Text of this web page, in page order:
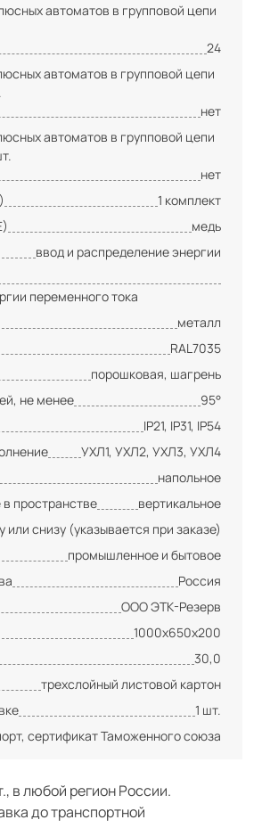
автоматов в групповой цепи
24
автоматов в групповой цепи
нет
автоматов в групповой цепи
нет
1 комплект
медь
ввод и распределение энергии
переменного тока
металл
RAL7035
порошковая, шагрень
не менее
95°
IP21, IP31, IP54
УХЛ1, УХЛ2, УХЛ3, УХЛ4
напольное
пространстве
вертикальное
или снизу (указывается при заказе)
промышленное и бытовое
Россия
ООО ЭТК-Резерв
1000х650х200
30,0
трехслойный листовой картон
1 шт.
сертификат Таможенного союза
в любой регион России.
до транспортной